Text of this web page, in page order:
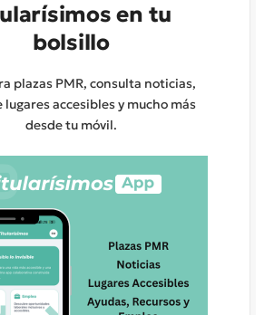
en tu
bolsillo
plazas PMR, consulta noticias,
lugares accesibles y mucho más
desde tu móvil.